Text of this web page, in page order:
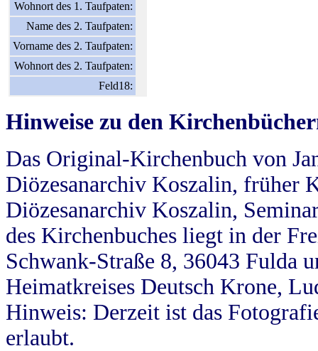
Wohnort des 1. Taufpaten:
Name des 2. Taufpaten:
Vorname des 2. Taufpaten:
Wohnort des 2. Taufpaten:
Feld18:
Hinweise zu den
Das Original-Kirchenbuch von
Diözesanarchiv Koszalin, früher
Diözesanarchiv Koszalin,
des Kirchenbuches liegt in der
Schwank-Straße 8, 36043 Fulda
Heimatkreises Deutsch Krone,
Hinweis: Derzeit ist das
erlaubt.